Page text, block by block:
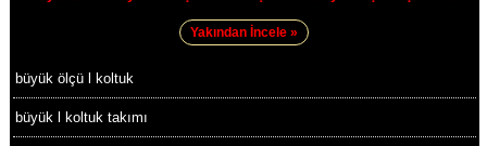
Yakından İncele »
büyük ölçü l koltuk
büyük l koltuk takımı